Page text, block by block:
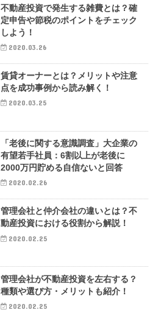
不動産投資で発生する雑費とは？確
定申告や節税のポイントをチェック
しよう！
2020.03.26
賃貸オーナーとは？メリットや注意
点を成功事例から読み解く！
2020.03.25
「老後に関する意識調査」大企業の
有望若手社員：6割以上が老後に
2000万円貯める自信ないと回答
2020.02.26
管理会社と仲介会社の違いとは？不
動産投資における役割から解説！
2020.02.25
管理会社が不動産投資を左右する？
種類や選び方・メリットも紹介！
2020.02.25